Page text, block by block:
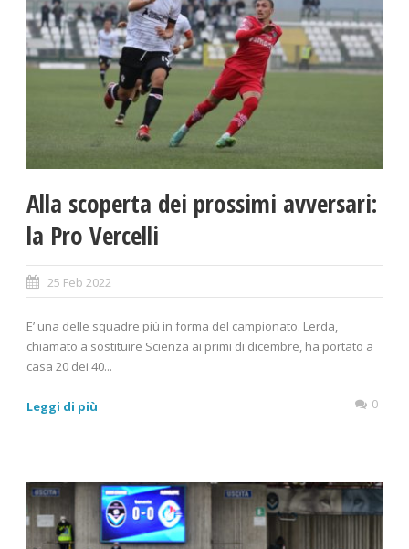
Alla scoperta dei prossimi avversari:
la Pro Vercelli
25 Feb 2022
E’ una delle squadre più in forma del campionato. Lerda,
chiamato a sostituire Scienza ai primi di dicembre, ha portato a
casa 20 dei 40...
Leggi di più 0